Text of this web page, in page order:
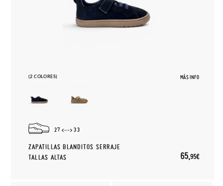
(2 COLORES) MÁS INFO
27 33
ZAPATILLAS BLANDITOS SERRAJE
TALLAS ALTAS
65,95€